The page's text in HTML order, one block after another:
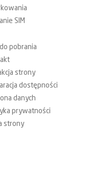
SIM
pobrania
strony
dostępności
danych
prywatności
strony